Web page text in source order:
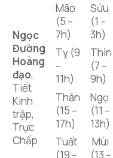
Ngọc
Đường
Hoàng
đạo,
Tiết
Kinh
trập,
Trực
Chấp
Mão
(5 –
7h)
Tỵ (9
–
11h)
Thân
(15 –
17h)
Tuất
(19 –
Sửu
(1 –
3h)
Thìn
(7 –
9h)
Ngọ
(11 –
13h)
Mùi
(13 –